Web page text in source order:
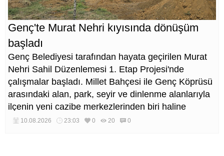
Genç'te Murat Nehri kıyısında dönüşüm
başladı
Genç Belediyesi tarafından hayata geçirilen Murat
Nehri Sahil Düzenlemesi 1. Etap Projesi'nde
çalışmalar başladı. Millet Bahçesi ile Genç Köprüsü
arasındaki alan, park, seyir ve dinlenme alanlarıyla
ilçenin yeni cazibe merkezlerinden biri haline
getirilecek.
10.08.2026 23:03 0 20 0